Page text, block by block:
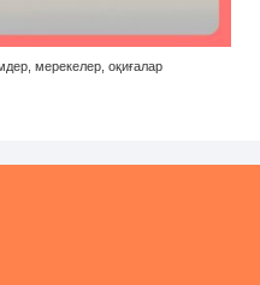
мерекелер, оқиғалар